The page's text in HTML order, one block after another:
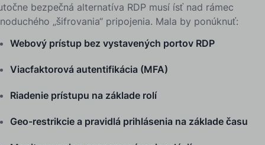
bezpečná alternatíva RDP musí ísť nad rámec
„šifrovania“ pripojenia. Mala by ponúknuť:
Webový prístup bez vystavených portov RDP
Viacfaktorová autentifikácia (MFA)
Riadenie prístupu na základe rolí
Geo-restrikcie a pravidlá prihlásenia na základe času